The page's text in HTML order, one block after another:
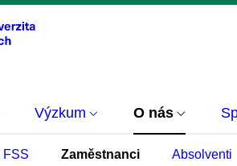
Výzkum O nás
FSS Zaměstnanci Absolventi